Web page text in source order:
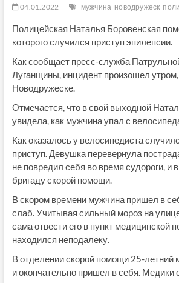
04.01.2022 мужчина новодружеск
Полицейская Наталья Боровенская
которого случился приступ эпилепсии.
Как сообщает пресс-служба
Луганщины, инцидент произошел утром,
Новодружеске.
Отмечается, что в свой выходной
увидела, как мужчина упал с
Как оказалось у велосипедиста
приступ. Девушка перевернула
не повредил себя во время судороги, и
бригаду скорой помощи.
В скором времени мужчина пришел в
слаб. Учитывая сильный мороз на
сама отвести его в пункт медицинской
находился неподалеку.
В отделении скорой помощи 25-летний
и окончательно пришел в себя. Медики